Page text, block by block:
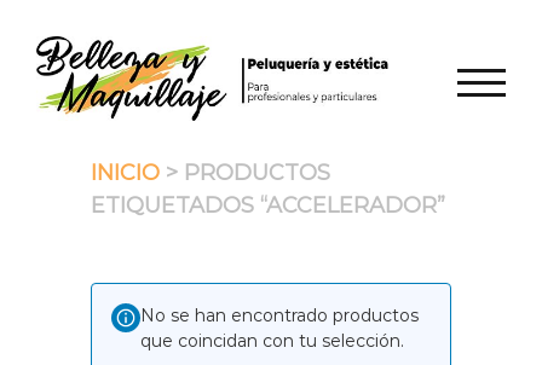
contenido
INICIO > PRODUCTOS
ETIQUETADOS “ACCELERADOR”
No se han encontrado productos
que coincidan con tu selección.